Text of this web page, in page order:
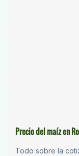
Precio del maíz en
Todo sobre la